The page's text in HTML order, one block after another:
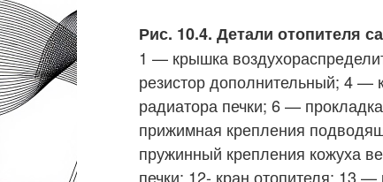
Рис. 10.4. Детали отопителя
1 — крышка
резистор дополнительный; 4 —
радиатора печки; 6 —
прижимная крепления
пружинный крепления кожуха
печки; 12- кран отопителя; 13